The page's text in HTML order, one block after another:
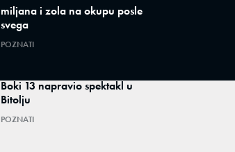
miljana i zola na okupu posle
svega
POZNATI
Boki 13 napravio spektakl u
Bitolju
POZNATI